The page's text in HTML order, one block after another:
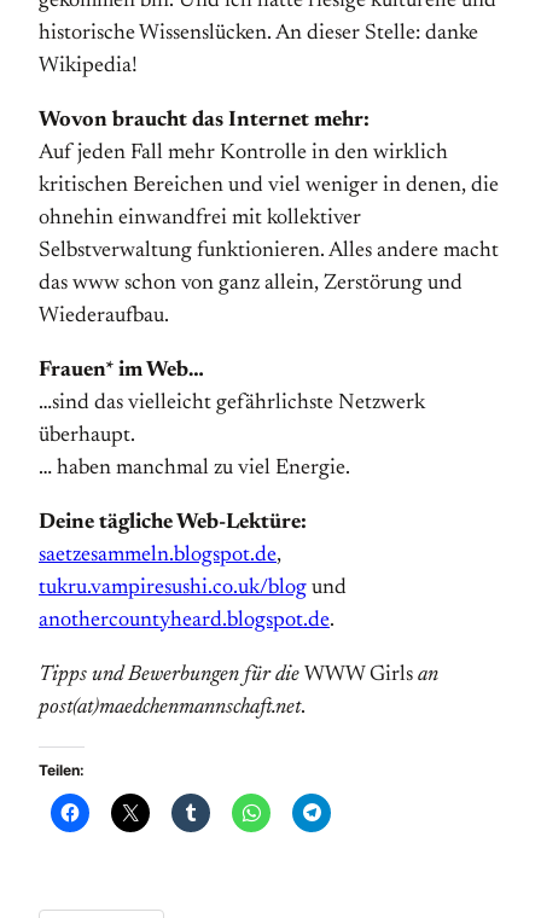
historische Wissenslücken. An dieser Stelle: danke
Wikipedia!
Wovon braucht das Internet mehr:
Auf jeden Fall mehr Kontrolle in den wirklich
kritischen Bereichen und viel weniger in denen, die
ohnehin einwandfrei mit kollektiver
Selbstverwaltung funktionieren. Alles andere macht
das www schon von ganz allein, Zerstörung und
Wiederaufbau.
Frauen* im Web…
…sind das vielleicht gefährlichste Netzwerk
überhaupt.
… haben manchmal zu viel Energie.
Deine tägliche Web-Lektüre:
saetzesammeln.blogspot.de,
tukru.vampiresushi.co.uk/blog und
anothercountyheard.blogspot.de.
Tipps und Bewerbungen für die WWW Girls an
post(at)maedchenmannschaft.net.
Teilen: